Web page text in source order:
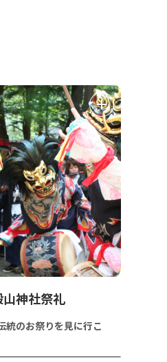
神社祭礼
統のお祭りを見に行こ